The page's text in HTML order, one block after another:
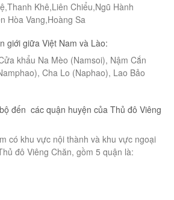
Khê,Liên Chiểu,Ngũ Hành
Hòa Vang,Hoàng Sa
giới giữa Việt Nam và Lào:
khẩu Na Mèo (Namsoi), Nậm Cắn
Cha Lo (Naphao), Lao Bảo
đến các quận huyện của Thủ đô Viêng
có khu vực nội thành và khu vực ngoại
đô Viêng Chăn, gồm 5 quận là: